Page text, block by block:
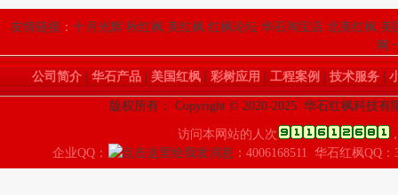
友情链接 ： 十月光辉 秋红枫 美红枫 红枫论坛 华石淘宝店 北美红枫 美
网
公司简介 |华石产品 |美国红枫 |彩树应用 |工程案例 |技术服务 |
版权所有： Copyright © 2020-2025 华石红枫科技
访问本网站的人次
企业QQ：
：4006168511 华石红枫QQ